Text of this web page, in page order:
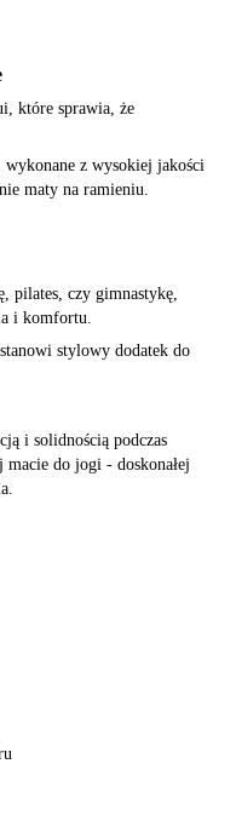
które sprawia, że
z wysokiej jakości
maty na ramieniu.
pilates, czy gimnastykę,
i komfortu.
stylowy dodatek do
i solidnością podczas
do jogi - doskonałej